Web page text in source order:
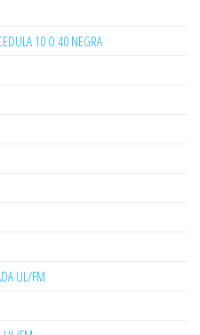
10 O 40 NEGRA
UL/FM